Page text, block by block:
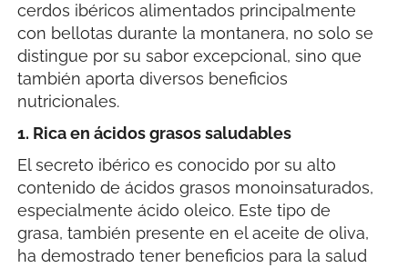
cerdos ibéricos alimentados principalmente
con bellotas durante la montanera, no solo se
distingue por su sabor excepcional, sino que
también aporta diversos beneficios
nutricionales.
1. Rica en ácidos grasos saludables
El secreto ibérico es conocido por su alto
contenido de ácidos grasos monoinsaturados,
especialmente ácido oleico. Este tipo de
grasa, también presente en el aceite de oliva,
ha demostrado tener beneficios para la salud